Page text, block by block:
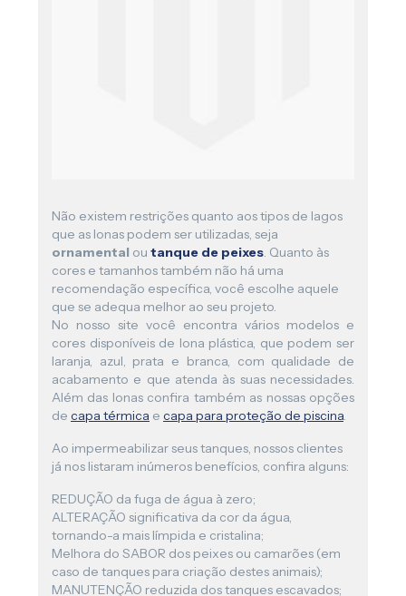
Não existem restrições quanto aos tipos de lagos
que as lonas podem ser utilizadas, seja
ornamental ou tanque de peixes. Quanto às
cores e tamanhos também não há uma
recomendação específica, você escolhe aquele
que se adequa melhor ao seu projeto.
No nosso site você encontra vários modelos e
cores disponíveis de lona plástica, que podem ser
laranja, azul, prata e branca, com qualidade de
acabamento e que atenda às suas necessidades.
Além das lonas confira também as nossas opções
de capa térmica e capa para proteção de piscina.
Ao impermeabilizar seus tanques, nossos clientes
já nos listaram inúmeros benefícios, confira alguns:
REDUÇÃO da fuga de água à zero;
ALTERAÇÃO significativa da cor da água,
tornando-a mais límpida e cristalina;
Melhora do SABOR dos peixes ou camarões (em
caso de tanques para criação destes animais);
MANUTENÇÃO reduzida dos tanques escavados;